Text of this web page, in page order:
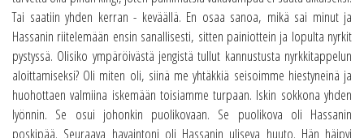
Tai saatiin yhden kerran - keväällä. En osaa sanoa, mikä sai minut ja
Hassanin riitelemään ensin sanallisesti, sitten painiottein ja lopulta nyrkit
pystyssä. Olisiko ympäröivästä jengistä tullut kannustusta nyrkkitappelun
aloittamiseksi? Oli miten oli, siinä me yhtäkkiä seisoimme hiestyneinä ja
huohottaen valmiina iskemään toisiamme turpaan. Iskin sokkona yhden
lyönnin. Se osui johonkin puolikovaan. Se puolikova oli Hassanin
poskipää. Seuraava havaintoni oli Hassanin uliseva huuto. Hän häipyi